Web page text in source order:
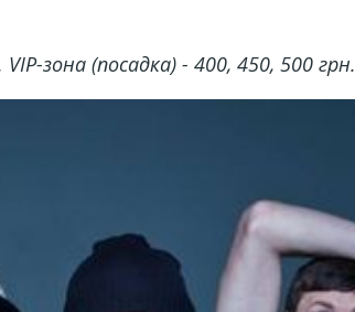
зона (посадка) - 400, 450, 500 грн.